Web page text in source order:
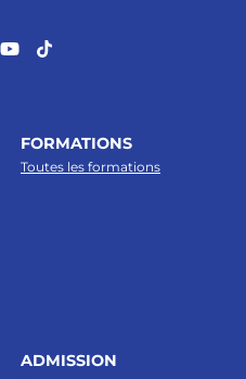
FORMATIONS
Toutes les formations
ADMISSION